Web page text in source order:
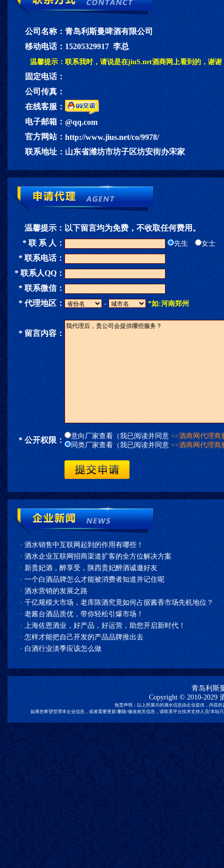
公司名称：青岛利斯曼啤酒有限公司
移动电话：15205329917 李总
温馨提示：联系我时，请说是在jiuS.net酒商网上看到的，谢谢
固定电话：
公司传真：
在线客服：
电子邮箱：@qq.com
官方网站：http://www.jius.net/co/9978/
联系地址：山东省潍坊市坊子区坊安街办宋家
温馨提示：以下留言均为免费，不收取任何费用。
* 联 系 人：
先生 女士
* 联系电话：
* 联系人QQ：
* 联系微信：
* 代理地区：
- *如:河南郑州
* 留言内容：
* 公开权限： 意向厂家查看（我已阅读并同意<<酒商网代理商
同类厂家查看（我已阅读并同意<<酒商网代理商
·酒水销售中互联网起到的作用有哪些！
·酒水企业互联网招商渠道扩客的全方位解决方案
·新贵妃酒，醉享受，陕西贵妃醉酒诚邀好友
·一个白酒品牌怎么才能被消费者知道并记住呢
·酒水营销的发展之路
·千亿规模大市场，老库陈酒究竟如何占据酱香市场先机地位？
·老酱台酒品质优，带你轻松引爆市场！
·上海佐恩酒业，好产品，好运营，助您开启新时代！
·怎样才能把自己开发的产品品牌推出去
·白酒行业淡季应该怎么做
青岛利斯
Copyright © 2010-2029
免责声明：以上所展示的酒水信息由企业提供，内容
如果您希望管理本企业信息，或者需要更新/删除/修改相关信息，请联系平台技术支持人员!本